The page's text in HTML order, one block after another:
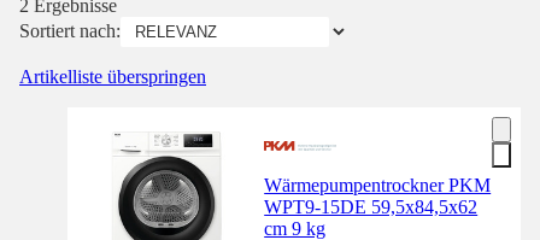
2 Ergebnisse
Sortiert nach:
Artikelliste überspringen
Wärmepumpentrockner PKM
WPT9-15DE 59,5x84,5x62
cm 9 kg